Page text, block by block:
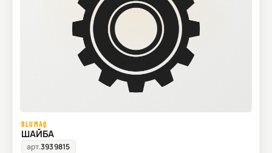
BLUMAQ
ШАЙБА
арт.3939815